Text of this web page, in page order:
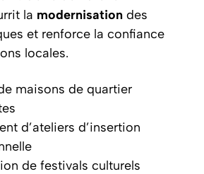
la modernisation des
et renforce la confiance
locales.
maisons de quartier
d’ateliers d’insertion
de festivals culturels